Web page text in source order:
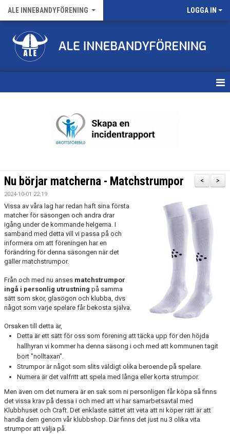
ALE INNEBANDYFÖRENING LOGGA IN
FÖRENINGENS MATCHER
NYHETSARKIV
MEDLEMSKAP
>
<
Nu börjar matcherna - Matchstrumpor
2024-10-01 22:19
Vissa av våra lag har redan haft sina första
matcher för säsongen och andra drar
igång under de kommande helgerna. I
samband med detta vill vi passa på och
informera om att föreningen har en
förändring för denna säsongen när det
gäller matchstrumpor.
Från och med nu anses matchstrumpor
ingå i personlig utrustning på samma
sätt som skor, glasögon och klubba, dvs
något som varje spelare får bekosta själva.
Orsaken till detta är,
Detta är ett sätt för oss som förening att täcka upp för den höjda
hallhyran vi kommer ha denna säsong i och med att kommunen tagit
bort "nolltaxan".
Strumpor är något som slits väldigt olika beroende på spelare.
Numera är det valfritt att spela med långa eller korta strumpor.
Men även om det numera är en sak som ni personligen får köpa så finns
det vissa krav på dessa i och med att vi har samarbetsavtal med
Klubbhuset och Craft. Det enklaste sättet att veta att ni köper rätt är att
handla dem genom vår klubbshop. Där finns det just nu 3 olika vita
strumpor att välja på.